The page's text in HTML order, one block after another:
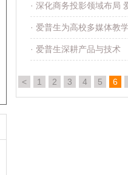
· 深化商务投影领域布局
· 爱普生为高校多媒体教
· 爱普生深耕产品与技术
< 1 2 3 4 5 6